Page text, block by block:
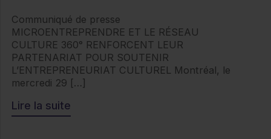
Communiqué de presse
MICROENTREPRENDRE ET LE RÉSEAU
CULTURE 360° RENFORCENT LEUR
PARTENARIAT POUR SOUTENIR
L’ENTREPRENEURIAT CULTUREL Montréal, le
mercredi 29 […]
Lire la suite